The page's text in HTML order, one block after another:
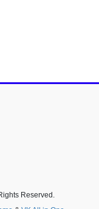
Reserved.